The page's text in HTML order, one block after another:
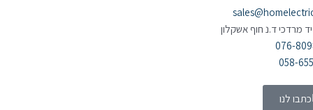
מרדכי ד.נ חוף אשקלון
076-
058-
כתבו לנו